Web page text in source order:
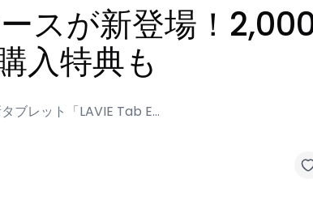
スが新登場！
入特典も
ブレット「LAVIE Tab E…